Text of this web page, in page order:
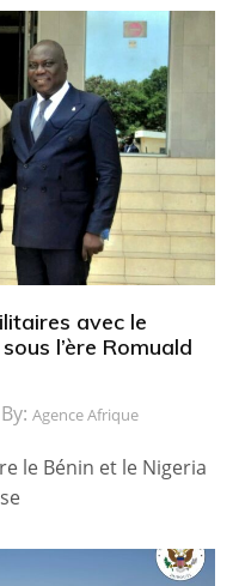
avec le
l’ère Romuald
Agence Afrique
le Bénin et le Nigeria